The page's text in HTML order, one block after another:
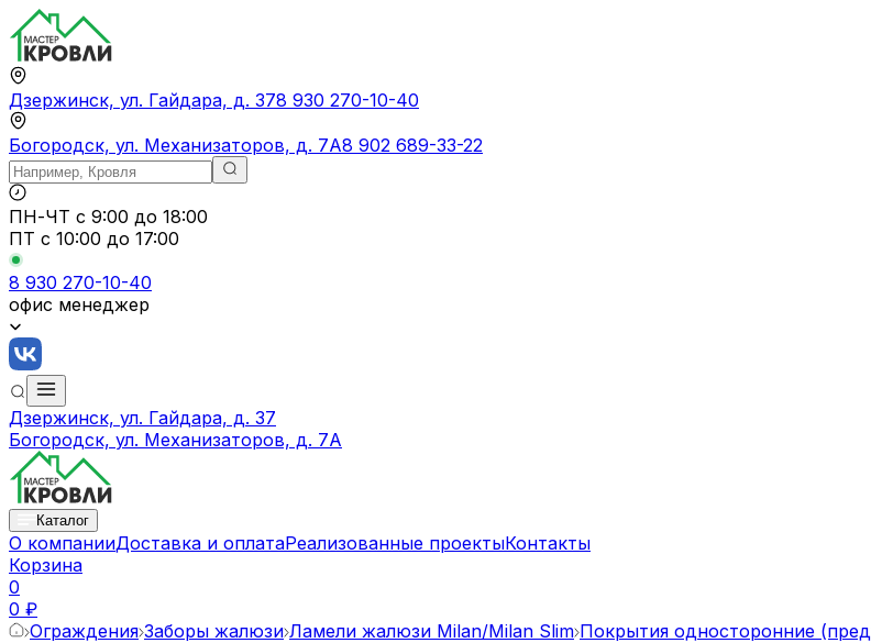
Дзержинск, ул. Гайдара, д. 378 930 270-10-40
Богородск, ул. Механизаторов, д. 7А8 902 689-33-22
ПН-ЧТ с 9:00 до 18:00
ПТ с 10:00 до 17:00
8 930 270-10-40
офис менеджер
Дзержинск, ул. Гайдара, д. 37
Богородск, ул. Механизаторов, д. 7А
Каталог
О компанииДоставка и оплатаРеализованные проектыКонтакты
Корзина
0
0 ₽
Ограждения Заборы жалюзи Ламели жалюзи Milan/Milan Slim Покрытия односторонние